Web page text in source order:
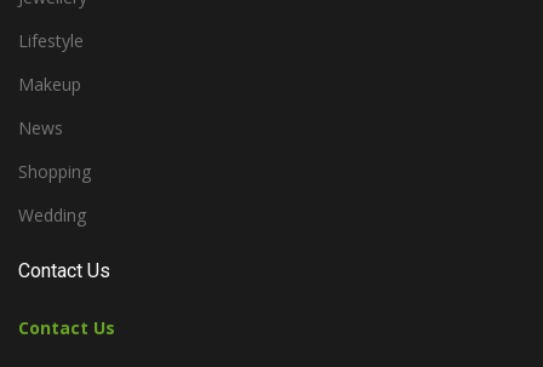
Lifestyle
Makeup
News
Shopping
Wedding
Contact Us
Contact Us